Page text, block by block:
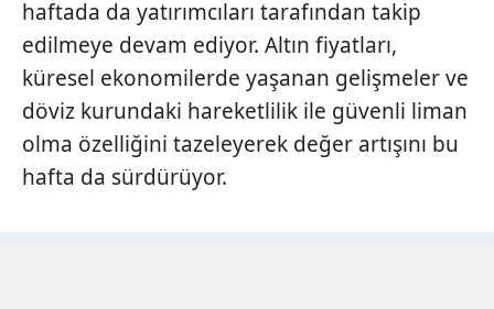
haftada da yatırımcıları tarafından takip
edilmeye devam ediyor. Altın fiyatları,
küresel ekonomilerde yaşanan gelişmeler ve
döviz kurundaki hareketlilik ile güvenli liman
olma özelliğini tazeleyerek değer artışını bu
hafta da sürdürüyor.